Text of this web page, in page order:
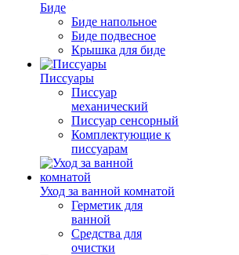
Биде
Биде напольное
Биде подвесное
Крышка для биде
Писсуары
Писсуар
механический
Писсуар сенсорный
Комплектующие к
писсуарам
Уход за ванной комнатой
Герметик для
ванной
Средства для
очистки